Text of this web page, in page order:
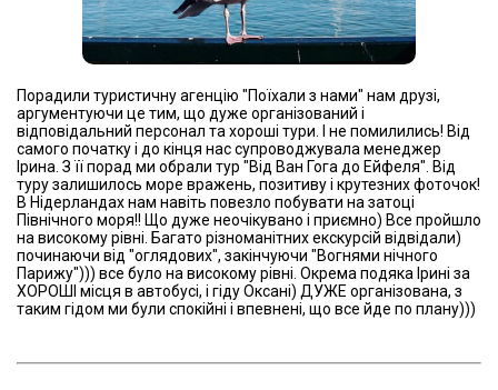
Порадили туристичну агенцію "Поїхали з нами" нам друзі,
аргументуючи це тим, що дуже організований і
відповідальний персонал та хороші тури. І не помилились! Від
самого початку і до кінця нас супроводжувала менеджер
Ірина. З її порад ми обрали тур "Від Ван Гога до Ейфеля". Від
туру залишилось море вражень, позитиву і крутезних фоточок!
В Нідерландах нам навіть повезло побувати на затоці
Північного моря!! Що дуже неочікувано і приємно) Все пройшло
на високому рівні. Багато різноманітних екскурсій відвідали)
починаючи від "оглядових", закінчуючи "Вогнями нічного
Парижу"))) все було на високому рівні. Окрема подяка Ірині за
ХОРОШІ місця в автобусі, і гіду Оксані) ДУЖЕ організована, з
таким гідом ми були спокійні і впевнені, що все йде по плану)))